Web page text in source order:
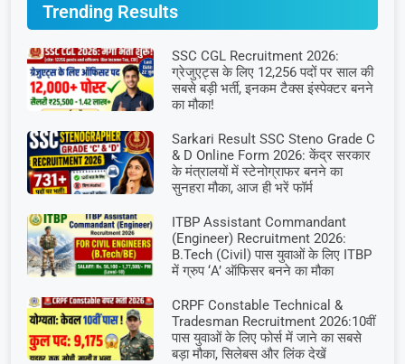
Trending Results
SSC CGL Recruitment 2026:
ग्रेजुएट्स के लिए 12,256 पदों पर साल की
सबसे बड़ी भर्ती, इनकम टैक्स इंस्पेक्टर बनने
का मौका!
Sarkari Result SSC Steno Grade C
& D Online Form 2026: केंद्र सरकार
के मंत्रालयों में स्टेनोग्राफर बनने का
सुनहरा मौका, आज ही भरें फॉर्म
ITBP Assistant Commandant
(Engineer) Recruitment 2026:
B.Tech (Civil) पास युवाओं के लिए ITBP
में ग्रुप ‘A’ ऑफिसर बनने का मौका
CRPF Constable Technical &
Tradesman Recruitment 2026:10वीं
पास युवाओं के लिए फोर्स में जाने का सबसे
बड़ा मौका, सिलेबस और लिंक देखें